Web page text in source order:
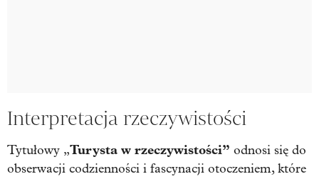
Interpretacja rzeczywistości
Tytułowy „Turysta w rzeczywistości” odnosi się do
obserwacji codzienności i fascynacji otoczeniem, które